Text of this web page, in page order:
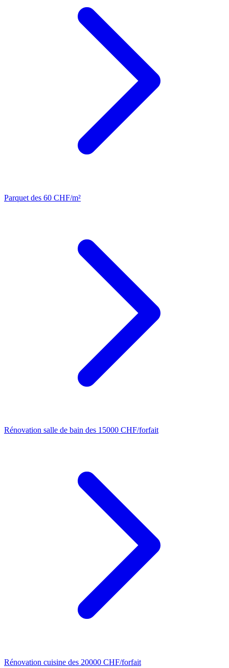
Parquet des 60 CHF/m²
Rénovation salle de bain des 15000 CHF/forfait
Rénovation cuisine des 20000 CHF/forfait